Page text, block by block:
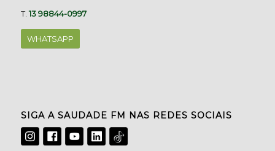
T.13 98844-0997
WHATSAPP
SIGA A SAUDADE FM NAS REDES SOCIAIS